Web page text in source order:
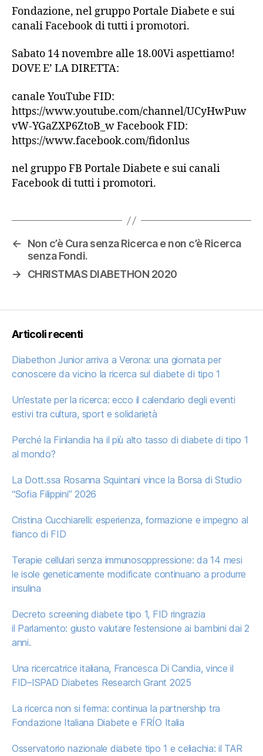
Fondazione, nel gruppo Portale Diabete e sui
canali Facebook di tutti i promotori.
Sabato 14 novembre alle 18.00Vi aspettiamo!
DOVE E’ LA DIRETTA:
canale YouTube FID:
https://www.youtube.com/channel/UCyHwPuw
vW-YGaZXP6ZtoB_w Facebook FID:
https://www.facebook.com/fidonlus
nel gruppo FB Portale Diabete e sui canali
Facebook di tutti i promotori.
←
Non c’è Cura senza Ricerca e non c’è Ricerca
senza Fondi.
→
CHRISTMAS DIABETHON 2020
Articoli recenti
Diabethon Junior arriva a Verona: una giornata per
conoscere da vicino la ricerca sul diabete di tipo 1
Un’estate per la ricerca: ecco il calendario degli eventi
estivi tra cultura, sport e solidarietà
Perché la Finlandia ha il più alto tasso di diabete di tipo 1
al mondo?
La Dott.ssa Rosanna Squintani vince la Borsa di Studio
“Sofia Filippini” 2026
Cristina Cucchiarelli: esperienza, formazione e impegno al
fianco di FID
Terapie cellulari senza immunosoppressione: da 14 mesi
le isole geneticamente modificate continuano a produrre
insulina
Decreto screening diabete tipo 1, FID ringrazia
il Parlamento: giusto valutare l’estensione ai bambini dai 2
anni.
Una ricercatrice italiana, Francesca Di Candia, vince il
FID–ISPAD Diabetes Research Grant 2025
La ricerca non si ferma: continua la partnership tra
Fondazione Italiana Diabete e FRÍO Italia
Osservatorio nazionale diabete tipo 1 e celiachia: il TAR